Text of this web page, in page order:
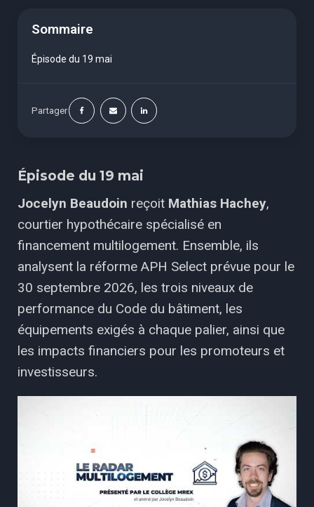
Sommaire
Épisode du 19 mai
Partager
Épisode du 19 mai
Jocelyn Beaudoin reçoit Mathias Hachey,
courtier hypothécaire spécialisé en
financement multilogement. Ensemble, ils
analysent la réforme APH Select prévue pour le
30 septembre 2026, les trois niveaux de
performance du Code du bâtiment, les
équipements exigés à chaque palier, ainsi que
les impacts financiers pour les promoteurs et
investisseurs.